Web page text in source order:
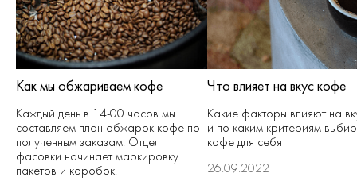
Как мы обжариваем кофе
Каждый день в 14-00 часов мы
составляем план обжарок кофе по
полученным заказам. Отдел
фасовки начинает маркировку
пакетов и коробок.
Что влияет на вкус кофе
Какие факторы влияют на
и по каким критериям
кофе для себя
26.09.2022